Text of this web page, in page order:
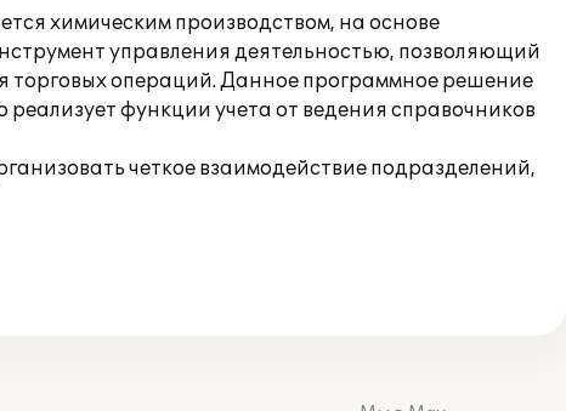
химическим производством, на основе
управления деятельностью, позволяющий
торговых операций. Данное программное решение
функции учета от ведения справочников
четкое взаимодействие подразделений,